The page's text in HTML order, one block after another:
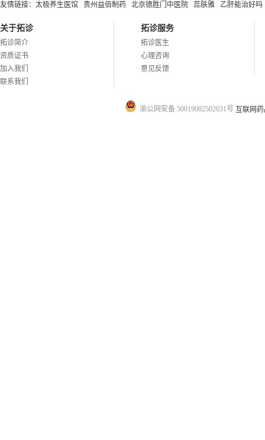
友情链接： 太极养生医馆 贵州益佰制药 北京德胜门中医院 蕊肤雅 乙肝能治好吗
关于拓诊
拓诊简介
资质证书
加入我们
联系我们
拓诊服务
拓诊医生
心理咨询
意见反馈
渝公网安备 50019002502031号 互联网